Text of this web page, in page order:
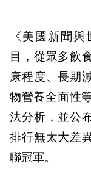
《美國新聞
目，從眾多飲
康程度、長期
物營養全面性
法分析，並公
排行無太大差
聯冠軍。